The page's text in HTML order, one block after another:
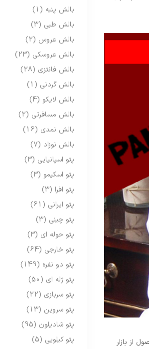
از بازار
بالش پنبه (1)
بالش طبی (3)
بالش عروس (2)
بالش عروسکی (23)
بالش فانتزی (28)
بالش گردنی (1)
بالش لایکو (4)
بالش مسافرتی (2)
بالش نمدی (16)
بالش نوزاد (7)
پتو اسپانیایی (3)
پتو اسکیمو (3)
پتو افرا (3)
پتو ایرانی (61)
پتو چینی (3)
پتو حوله ای (3)
پتو خارجی (64)
پتو دو نفره (149)
پتو ژله ای (50)
پتو سربازی (22)
پتو سروین (13)
پتو شادیلون (95)
پتو کیلویی (5)